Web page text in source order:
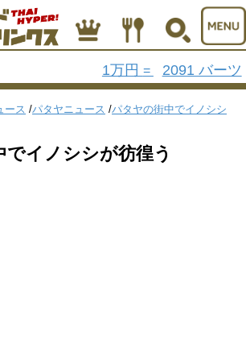
1万円 = 2091 バーツ
ース /パタヤニュース /パタヤの街中でイノシシ
イノシシが彷徨う